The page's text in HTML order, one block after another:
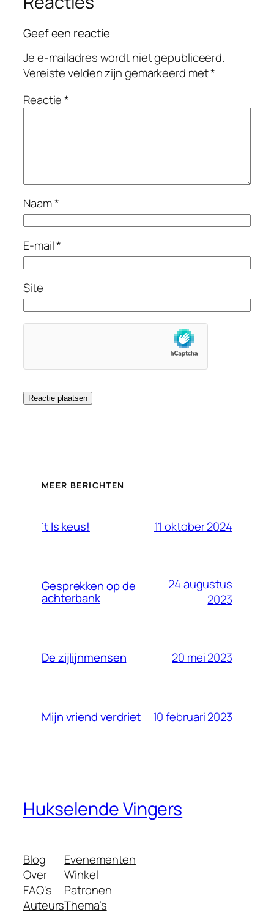
Geef een reactie
Je e-mailadres wordt niet gepubliceerd.
Vereiste velden zijn gemarkeerd met*
Reactie*
Naam*
E-mail*
Site
MEER BERICHTEN
’t Is keus! 11 oktober 2024
Gesprekken op de
achterbank
24 augustus
2023
De zijlijnmensen 20 mei 2023
Mijn vriend verdriet 10 februari 2023
Hukselende Vingers
Blog
Over
FAQ's
Auteurs
Evenementen
Winkel
Patronen
Thema’s